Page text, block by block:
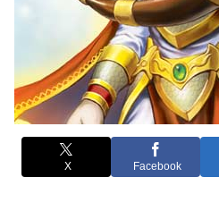
X Facebook